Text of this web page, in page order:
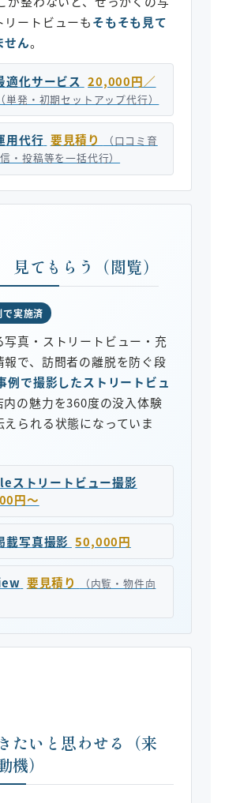
リートビューもそもそも見て
せん。
適化サービス 20,000円／
（単発・初期セットアップ代行）
用代行 要見積り
（口コミ育
・投稿等を一括代行）
見てもらう（閲覧）
で実施済
写真・ストリートビュー・充
報で、訪問者の離脱を防ぐ段
例で撮影したストリートビュ
内の魅力を360度の没入体験
えられる状態になっていま
ストリートビュー撮影
円〜
載写真撮影 50,000円
要見積り
（内覧・物件向
たいと思わせる（来
機）